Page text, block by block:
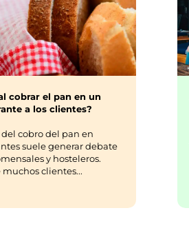
cobrar el pan en un
a los clientes?
cobro del pan en
suele generar debate
y hosteleros.
clientes...